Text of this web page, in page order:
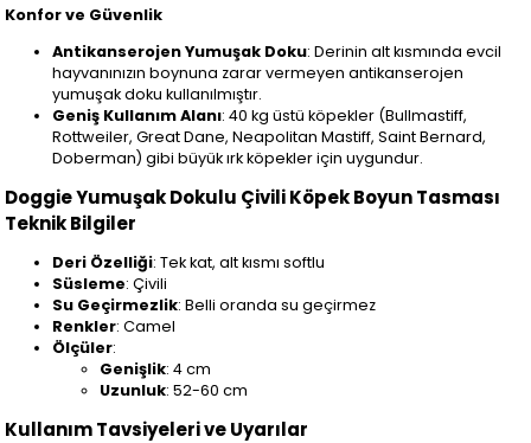
Konfor ve Güvenlik
Antikanserojen Yumuşak Doku: Derinin alt kısmında evcil
hayvanınızın boynuna zarar vermeyen antikanserojen
yumuşak doku kullanılmıştır.
Geniş Kullanım Alanı: 40 kg üstü köpekler (Bullmastiff,
Rottweiler, Great Dane, Neapolitan Mastiff, Saint Bernard,
Doberman) gibi büyük ırk köpekler için uygundur.
Doggie Yumuşak Dokulu Çivili Köpek Boyun Tasması
Teknik Bilgiler
Deri Özelliği: Tek kat, alt kısmı softlu
Süsleme: Çivili
Su Geçirmezlik: Belli oranda su geçirmez
Renkler: Camel
Ölçüler:
Genişlik: 4 cm
Uzunluk: 52-60 cm
Kullanım Tavsiyeleri ve Uyarılar